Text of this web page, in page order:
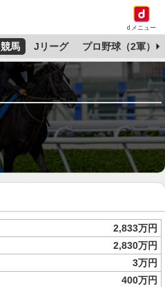
dメニュー
競馬 Jリーグ プロ野球（2軍）
2,833万円
2,830万円
3万円
400万円